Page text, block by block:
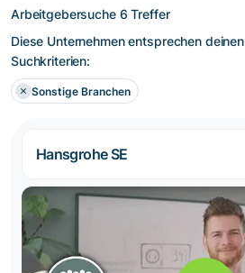
Arbeitgebersuche 6 Treffer
Diese Unternehmen entsprechen deinen
Suchkriterien:
Sonstige Branchen
Hansgrohe SE